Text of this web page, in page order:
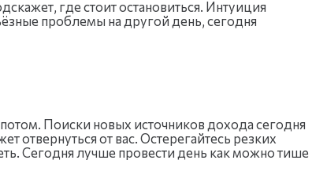
где стоит остановиться. Интуиция
проблемы на другой день, сегодня
Поиски новых источников дохода сегодня
отвернуться от вас. Остерегайтесь резких
Сегодня лучше провести день как можно тише